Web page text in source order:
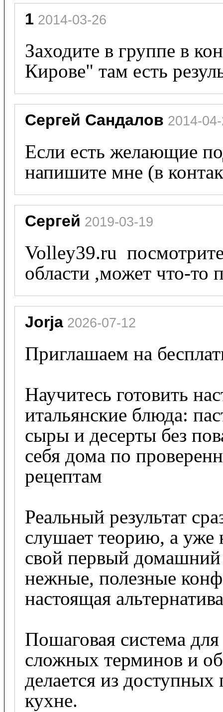
1 2014-03-26
Заходите в группе в
Кирове" там есть
Сергей Сандалов 2014-
Если есть желающие
напишите мне (в
Сергей 2019-03-19
Volley39.ru
области ,может что-то
Jorja 2026-07-12
Приглашаем на
Научитесь готовить
итальянские блюда:
сыры и десерты без
себя дома по
рецептам
Реальный результат
слушает теорию, а уже
свой первый
нежные, полезные
настоящая
Пошаговая система
сложных терминов и
делается из
кухне.